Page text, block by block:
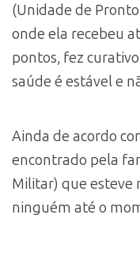
(Unidade de
onde ela recebeu
pontos, fez
saúde é estável e
Ainda de acordo
encontrado pela
Militar) que esteve
ninguém até o